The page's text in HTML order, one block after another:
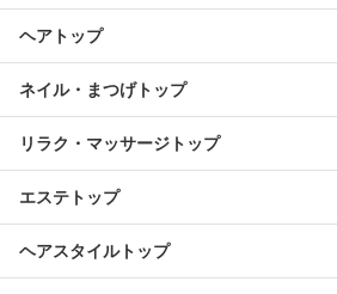
ヘアトップ
ネイル・まつげトップ
リラク・マッサージトップ
エステトップ
ヘアスタイルトップ